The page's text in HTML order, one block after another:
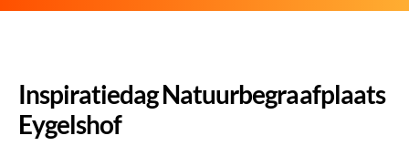
Inspiratiedag Natuurbegraafplaats
Eygelshof